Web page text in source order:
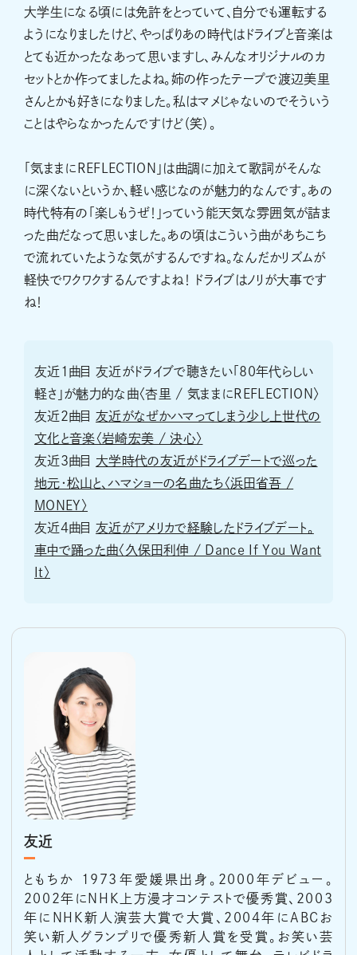
大学生になる頃には免許をとっていて、自分でも運転する
ようになりましたけど、やっぱりあの時代はドライブと音楽は
とても近かったなあって思いますし、みんなオリジナルのカ
セットとか作ってましたよね。姉の作ったテープで渡辺美里
さんとかも好きになりました。私はマメじゃないのでそういう
ことはやらなかったんですけど（笑）。
「気ままにREFLECTION」は曲調に加えて歌詞がそんな
に深くないというか、軽い感じなのが魅力的なんです。あの
時代特有の「楽しもうぜ！」っていう能天気な雰囲気が詰ま
った曲だなって思いました。あの頃はこういう曲があちこち
で流れていたような気がするんですね。なんだかリズムが
軽快でワクワクするんですよね！ ドライブはノリが大事です
ね！
友近1曲目 友近がドライブで聴きたい「80年代らしい
軽さ」が魅力的な曲〈杏里 / 気ままにREFLECTION〉
友近2曲目友近がなぜかハマってしまう少し上世代の
文化と音楽〈岩崎宏美 / 決心〉
友近3曲目 大学時代の友近がドライブデートで巡った
地元・松山と、ハマショーの名曲たち〈浜田省吾 /
MONEY〉
友近4曲目友近がアメリカで経験したドライブデート。
車中で踊った曲〈久保田利伸 / Dance If You Want
It〉
友近
ともちか 1973年愛媛県出身。2000年デビュー。
2002年にNHK上方漫才コンテストで優秀賞、2003
年にNHK新人演芸大賞で大賞、2004年にABCお
笑い新人グランプリで優秀新人賞を受賞。お笑い芸